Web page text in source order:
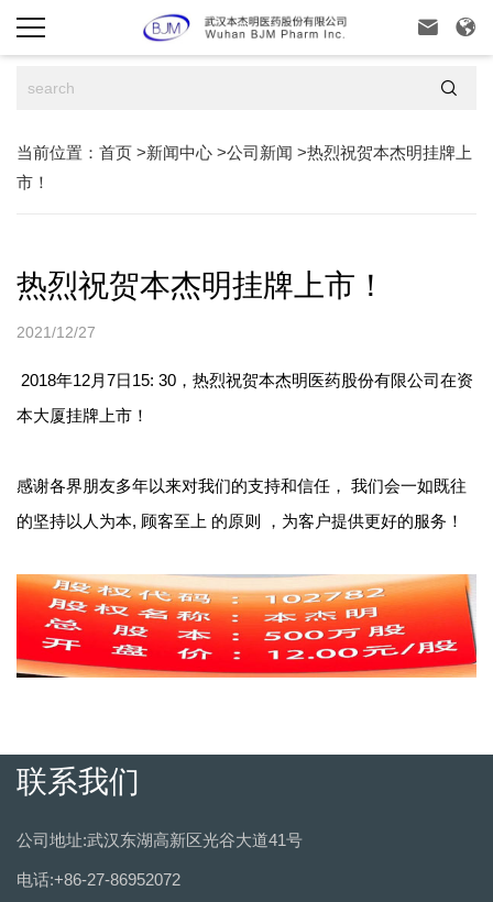
 

当前位置： 首页 >新闻中心 >公司新闻 >热烈祝贺本杰明挂牌上
市！
热烈祝贺本杰明挂牌上市！
2021/12/27
2018年12月7日15: 30，热烈祝贺本杰明医药股份有限公司在资
本大厦挂牌上市！
感谢各界朋友多年以来对我们的支持和信任， 我们会一如既往
的坚持以人为本, 顾客至上 的原则 ，为客户提供更好的服务！
联系我们
公司地址:武汉东湖高新区光谷大道41号
电话:+86-27-86952072